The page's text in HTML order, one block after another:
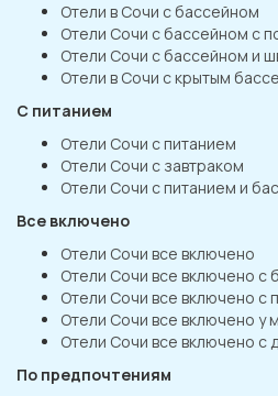
Отели в Сочи с бассейном
Отели Сочи с бассейном с
Отели Сочи с бассейном и
Отели в Сочи с крытым
С питанием
Отели Сочи с питанием
Отели Сочи с завтраком
Отели Сочи с питанием и
Все включено
Отели Сочи все включено
Отели Сочи все включено с
Отели Сочи все включено с
Отели Сочи все включено у
Отели Сочи все включено с
По предпочтениям